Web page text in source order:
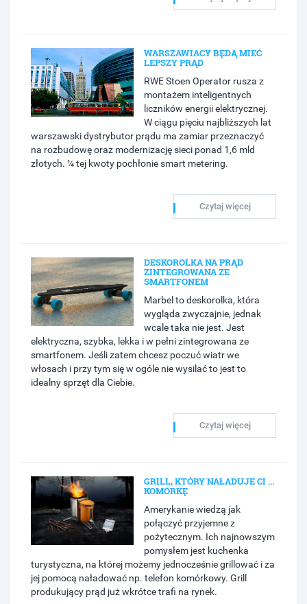
WARSZAWIACY BĘDĄ MIEĆ
LEPSZY PRĄD
RWE Stoen Operator rusza z
montażem inteligentnych
liczników energii elektrycznej.
W ciągu pięciu najbliższych lat
warszawski dystrybutor prądu ma zamiar przeznaczyć
na rozbudowę oraz modernizację sieci ponad 1,6 mld
złotych. ¼ tej kwoty pochłonie smart metering.
Czytaj więcej
DESKOROLKA NA PRĄD
ZINTEGROWANA ZE
SMARTFONEM
Marbel to deskorolka, która
wygląda zwyczajnie, jednak
wcale taka nie jest. Jest
elektryczna, szybka, lekka i w pełni zintegrowana ze
smartfonem. Jeśli zatem chcesz poczuć wiatr we
włosach i przy tym się w ogóle nie wysilać to jest to
idealny sprzęt dla Ciebie.
Czytaj więcej
GRILL, KTÓRY NAŁADUJE CI ...
KOMÓRKĘ
Amerykanie wiedzą jak
połączyć przyjemne z
pożytecznym. Ich najnowszym
pomysłem jest kuchenka
turystyczna, na której możemy jednocześnie grillować i za
jej pomocą naładować np. telefon komórkowy. Grill
produkujący prąd już wkrótce trafi na rynek.